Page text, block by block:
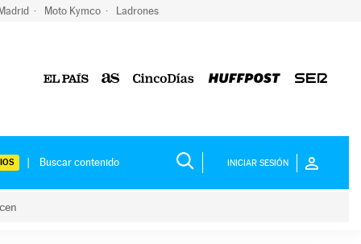
Moto Kymco Ladrones
INICIAR SESIÓN